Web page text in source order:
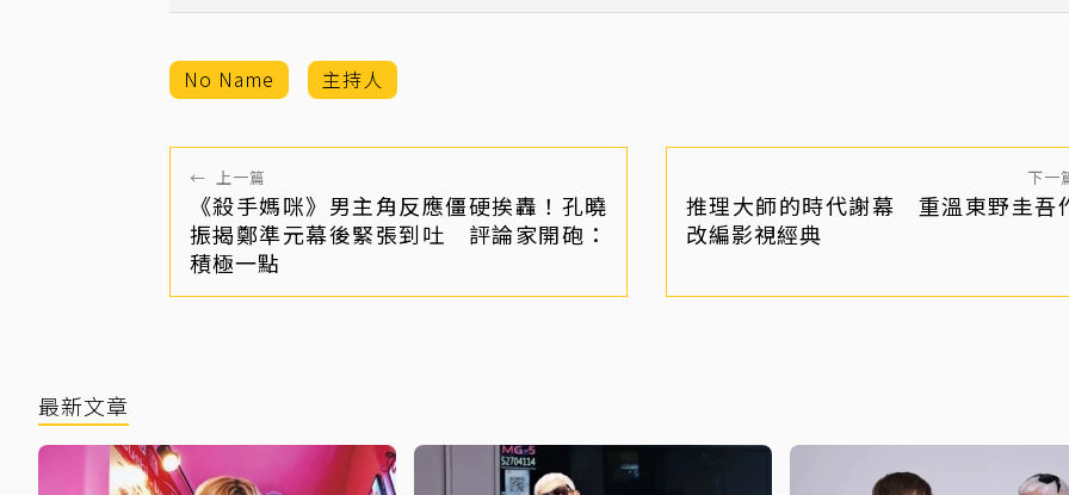
No Name 主持人
← 上一篇
《殺手媽咪》男主角反應僵硬挨轟！孔曉
振揭鄭準元幕後緊張到吐 評論家開砲：
積極一點
下一
推理大師的時代謝幕 重溫東野圭吾
改編影視經典
最新文章